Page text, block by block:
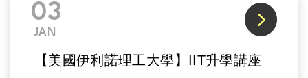
03
JAN
【美國伊利諾理工大學】IIT升學講座